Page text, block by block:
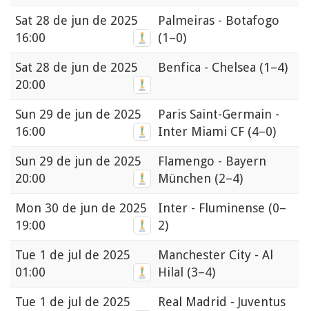
Sat 28 de jun de 2025
16:00
Palmeiras - Botafogo
(1–0)
Sat 28 de jun de 2025
20:00
Benfica - Chelsea (1–4)
Sun 29 de jun de 2025
16:00
Paris Saint-Germain -
Inter Miami CF (4–0)
Sun 29 de jun de 2025
20:00
Flamengo - Bayern
München (2–4)
Mon 30 de jun de 2025
19:00
Inter - Fluminense (0–
2)
Tue 1 de jul de 2025
01:00
Manchester City - Al
Hilal (3–4)
Tue 1 de jul de 2025
Real Madrid - Juventus